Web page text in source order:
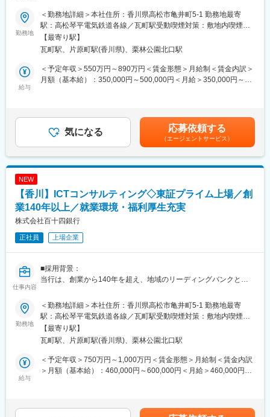
・事業展開したいが、市場環境や競合調査に時間が掛かる
・承継問題を相談したい
・ICT化や人事制度等の見直しを行いたい
・課題を相談したいが、費用面等、コンサルへの依頼に不安があ
◇ サポート内容
・経営改善…現状分析、収益改善
・その他課題…事業承継、ICT、人事他
有償コンサルティング
［計画策定］
・開業や経営改善に係る事業計画の策定
医療機関債
・SDGs医療機関債により地域への寄贈も可能
その他
変更の範囲：当行業務全般 （詳細は、面談・面接時にご確認くだ
■業務内容：
◇確定拠出年金（個人型・企業型）業務に係る営業店指導、企画
事務、契約者管理、計数管理、当局対応、法令対応等全般の統括
管理
◇確定拠出年金（企業型）業務に係る制度設計提案
■組織構成（2025年7月時点）：
■百十四銀行について：
1878（明治11）年11月1日、114番目の国立銀行として設立され
た第百十四国立銀行としてスタートしました。明治、大正、昭
https://www.114bank.co.jp/company/management_plan/
百十四グループ 「長期ビジョン2030」
◇私たちの存在意義は、お客さま・地域と対話を重ね、知恵を出
◇お客さま・地域の課題が多様化・複雑化する中、私たちはその
解決に向けたパートナーとして伴走していくことで、“地域のみん
創っていきます。
＜その実現に向けて＞
◇私たちは「金融サービスの高度化」と「非金融の領域拡大」に
お客さま・地域の課題解決力をさらに強化していきます。
勤務地
＜勤務地詳細＞本社住所：香川県高松市亀井町5-1 勤務地最寄
駅：高松琴平電気鉄道各線／瓦町駅受動喫煙対策：敷地内喫煙可
能場所あり変更の範囲：会社の定める事業所
【最寄り駅】
瓦町駅、片原町駅(香川県)、栗林公園北口駅
給与
＜予定年収＞550万円～890万円＜賃金形態＞月給制＜賃金内訳＞
月額（基本給）：350,000円～500,000円＜月給＞350,000円～
目安の金額であり、選考を通じて上下する可能性があります。月
給(月額)は固定手当を含めた表記です。
気になる 応募依頼する
（エージェントサービス）
NEW
【香川】ICTコンサルティング◇東証プライム上場／創
業140年以上／就業環境・福利厚生充実
株式会社百十四銀行
正社員 上場企業
仕事内容
■採用背景：
当行は、創業から140年を超え、地域のリーディングバンクとし
す。
現在は、「長期ビジョン2030」で、総合コンサルティンググルー
プへの進化を掲げています。コンサルティング機能の強化と新事
業領域の探索により、課題解決能力の強化を図るため、キャリア
採用を積極的に実施しています。
■業務概要：
本部営業部門の中核を担うコンサルティング部において、経験や
勤務地
＜勤務地詳細＞本社住所：香川県高松市亀井町5-1 勤務地最寄
駅：高松琴平電気鉄道各線／瓦町駅受動喫煙対策：敷地内喫煙可
能場所あり変更の範囲：会社の定める事業所
【最寄り駅】
瓦町駅、片原町駅(香川県)、栗林公園北口駅
給与
＜予定年収＞750万円～1,000万円＜賃金形態＞月給制＜賃金内訳
＞月額（基本給）：460,000円～600,000円＜月給＞460,000円～
目安の金額であり、選考を通じて上下する可能性があります。月